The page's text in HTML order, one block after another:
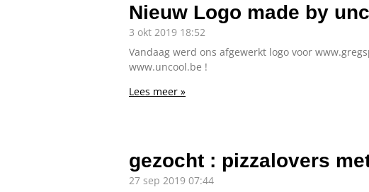
Nieuw Logo made by
3 okt 2019 18:52
Vandaag werd ons afgewerkt logo voor
www.uncool.be !
Lees meer »
gezocht : pizzalovers
27 sep 2019 07:44